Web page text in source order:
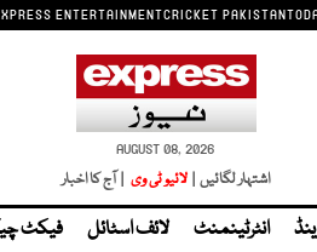
ENTERTAINMENTCRICKET PAKISTAN
AUGUST 08, 2026
اشتہار لگائیں | لائیو ٹی وی | آج کا اخبار
انٹرٹینمنٹ لائف اسٹائل فیکٹ